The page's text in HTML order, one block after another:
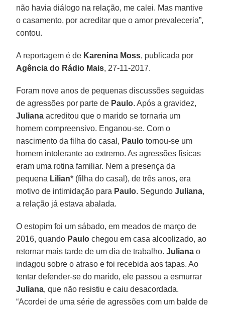
não havia diálogo na relação, me calei. Mas mantive
o casamento, por acreditar que o amor prevaleceria”,
contou.
A reportagem é de Karenina Moss, publicada por
Agência do Rádio Mais, 27-11-2017.
Foram nove anos de pequenas discussões seguidas
de agressões por parte de Paulo. Após a gravidez,
Juliana acreditou que o marido se tornaria um
homem compreensivo. Enganou-se. Com o
nascimento da filha do casal, Paulo tornou-se um
homem intolerante ao extremo. As agressões físicas
eram uma rotina familiar. Nem a presença da
pequena Lilian* (filha do casal), de três anos, era
motivo de intimidação para Paulo. SegundoJuliana,
a relação já estava abalada.
O estopim foi um sábado, em meados de março de
2016, quando Paulo chegou em casa alcoolizado, ao
retornar mais tarde de um dia de trabalho.Juliana o
indagou sobre o atraso e foi recebida aos tapas. Ao
tentar defender-se do marido, ele passou a esmurrar
Juliana, que não resistiu e caiu desacordada.
“Acordei de uma série de agressões com um balde de